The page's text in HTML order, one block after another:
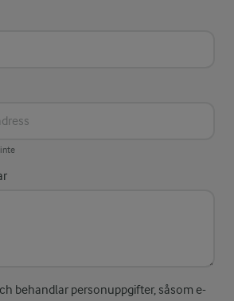
behandlar personuppgifter, såsom e-